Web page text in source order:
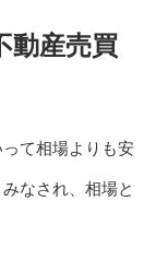
動産売買
て相場よりも安
なされ、相場と